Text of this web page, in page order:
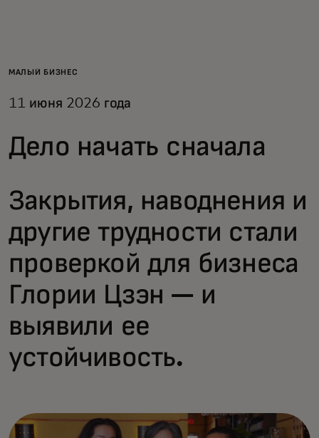
Для бизнеса
Новости и тренды
МАЛЫЙ БИЗНЕС
11 июня 2026 года
Дело начать сначала
Закрытия, наводнения и
другие трудности стали
проверкой для бизнеса
Глории Цзэн — и
выявили ее
устойчивость.